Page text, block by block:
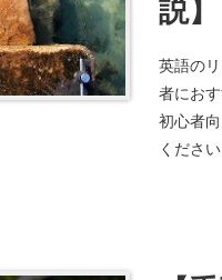
説】
英語の
者にお
初心者
ください